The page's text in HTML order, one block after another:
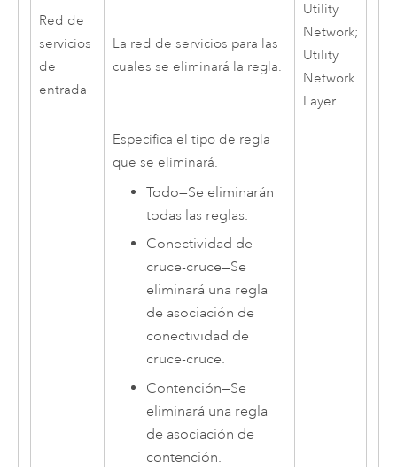
Red de
servicios
de
entrada
La red de servicios para las
cuales se eliminará la regla.
Utility
Network;
Utility
Network
Layer
Especifica el tipo de regla
que se eliminará.
Todo—Se eliminarán
todas las reglas.
Conectividad de
cruce-cruce—Se
eliminará una regla
de asociación de
conectividad de
cruce-cruce.
Contención—Se
eliminará una regla
de asociación de
contención.